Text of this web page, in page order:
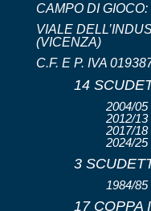
CAMPO DI GIOCO:
VIALE
(VICENZA)
C.F. E P. IVA
14
2004/05
2012/13
2017/18
2024/25
3
1984/
17 COPPA